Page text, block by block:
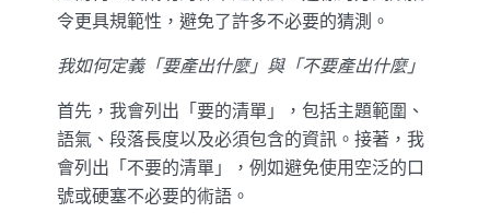
令更具規範性，避免了許多不必要的猜測。
我如何定義「要產出什麼」與「不要產出什麼」
首先，我會列出「要的清單」，包括主題範圍、
語氣、段落長度以及必須包含的資訊。接著，我
會列出「不要的清單」，例如避免使用空泛的口
號或硬塞不必要的術語。